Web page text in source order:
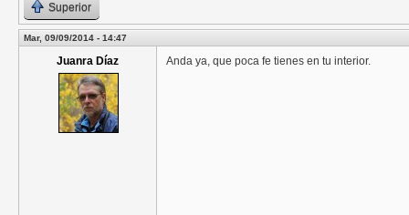
Superior
Mar, 09/09/2014 - 14:47
Juanra Díaz Anda ya, que poca fe tienes en tu interior.